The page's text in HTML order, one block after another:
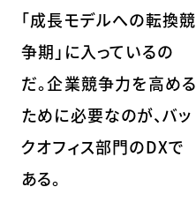
「成長モデルへの転換競
争期」に入っているの
だ。企業競争力を高める
ために必要なのが、バッ
クオフィス部門のDXで
ある。